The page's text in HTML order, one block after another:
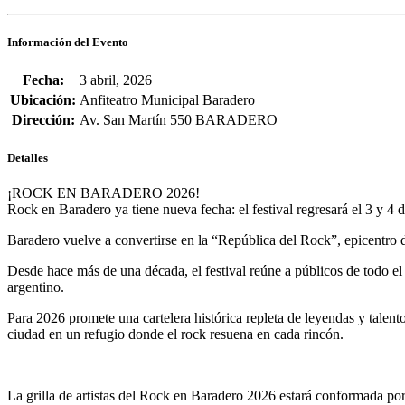
Información del Evento
Fecha:
3 abril, 2026
Ubicación: Anfiteatro Municipal Baradero
Dirección: Av. San Martín 550 BARADERO
Detalles
¡ROCK EN BARADERO 2026!
Rock en Baradero ya tiene nueva fecha: el festival regresará el 3 y
Baradero vuelve a convertirse en la “República del Rock”,
Desde hace más de una década, el festival reúne a públicos de todo
argentino.
Para 2026 promete una cartelera histórica repleta de leyendas y
ciudad en un refugio donde el rock resuena en cada rincón.
La grilla de artistas del Rock en Baradero 2026 estará conformada